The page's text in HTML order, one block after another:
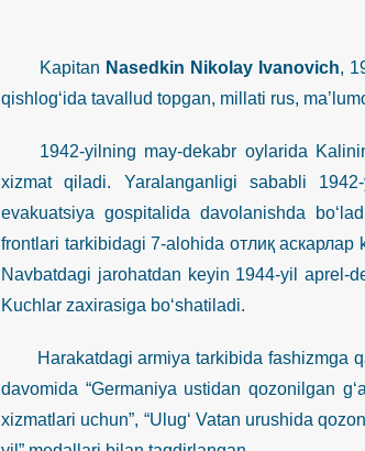
Kapitan Nasedkin Nikolay Ivanovich,
qishlog‘ida tavallud topgan, millati rus,
1942-yilning may-dekabr oylarida Kalinin
xizmat qiladi. Yaralanganligi sababli
evakuatsiya gospitalida davolanishda
frontlari tarkibidagi 7-alohida отлиқ
Navbatdagi jarohatdan keyin 1944-yil aprel-
Kuchlar zaxirasiga bo‘shatiladi.
Harakatdagi armiya tarkibida fashizmga
davomida “Germaniya ustidan qozonilgan
xizmatlari uchun”, “Ulug‘ Vatan urushida